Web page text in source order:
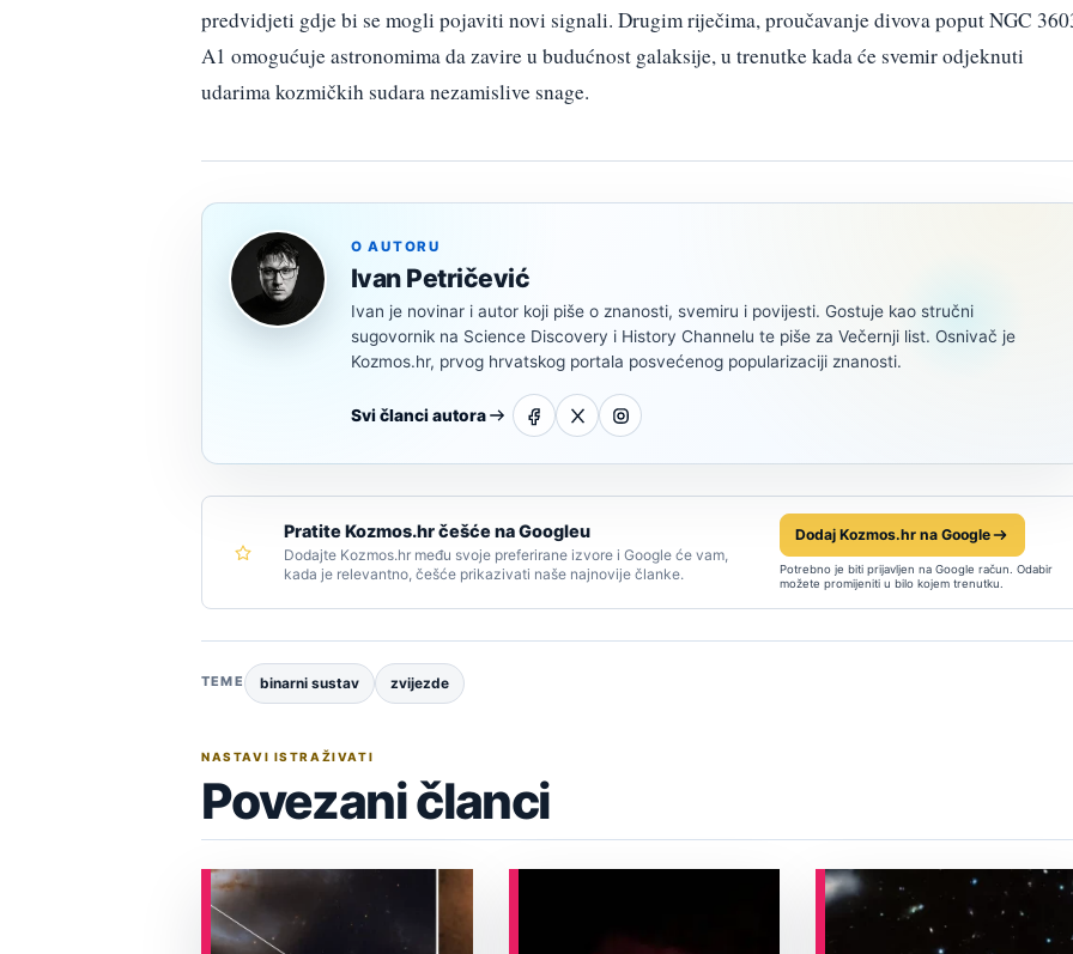
predvidjeti gdje bi se mogli pojaviti novi signali. Drugim riječima, proučavanje divova poput NGC
A1 omogućuje astronomima da zavire u budućnost galaksije, u trenutke kada će svemir odjeknuti
udarima kozmičkih sudara nezamislive snage.
O AUTORU
Ivan Petričević
Ivan je novinar i autor koji piše o znanosti, svemiru i povijesti. Gostuje kao stručni
sugovornik na Science Discovery i History Channelu te piše za Večernji list. Osnivač je
Kozmos.hr, prvog hrvatskog portala posvećenog popularizaciji znanosti.
Svi članci autora
Pratite Kozmos.hr češće na Googleu
Dodajte Kozmos.hr među svoje preferirane izvore i Google će vam,
kada je relevantno, češće prikazivati naše najnovije članke.
Dodaj Kozmos.hr na Google
Potrebno je biti prijavljen na Google račun. Odabir
možete promijeniti u bilo kojem trenutku.
TEME binarni sustav zvijezde
NASTAVI ISTRAŽIVATI
Povezani članci